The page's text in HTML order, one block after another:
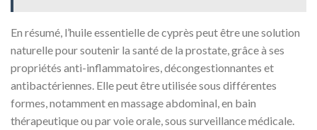
En résumé, l’huile essentielle de cyprès peut être une solution
naturelle pour soutenir la santé de la prostate, grâce à ses
propriétés anti-inflammatoires, décongestionnantes et
antibactériennes. Elle peut être utilisée sous différentes
formes, notamment en massage abdominal, en bain
thérapeutique ou par voie orale, sous surveillance médicale.